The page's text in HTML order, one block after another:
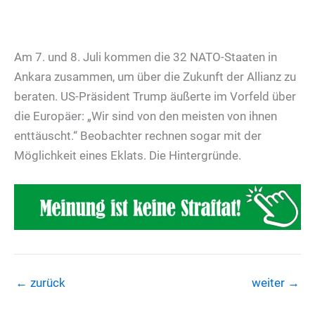
Am 7. und 8. Juli kommen die 32 NATO-Staaten in
Ankara zusammen, um über die Zukunft der Allianz zu
beraten. US-Präsident Trump äußerte im Vorfeld über
die Europäer: „Wir sind von den meisten von ihnen
enttäuscht.“ Beobachter rechnen sogar mit der
Möglichkeit eines Eklats. Die Hintergründe.
← zurück weiter →